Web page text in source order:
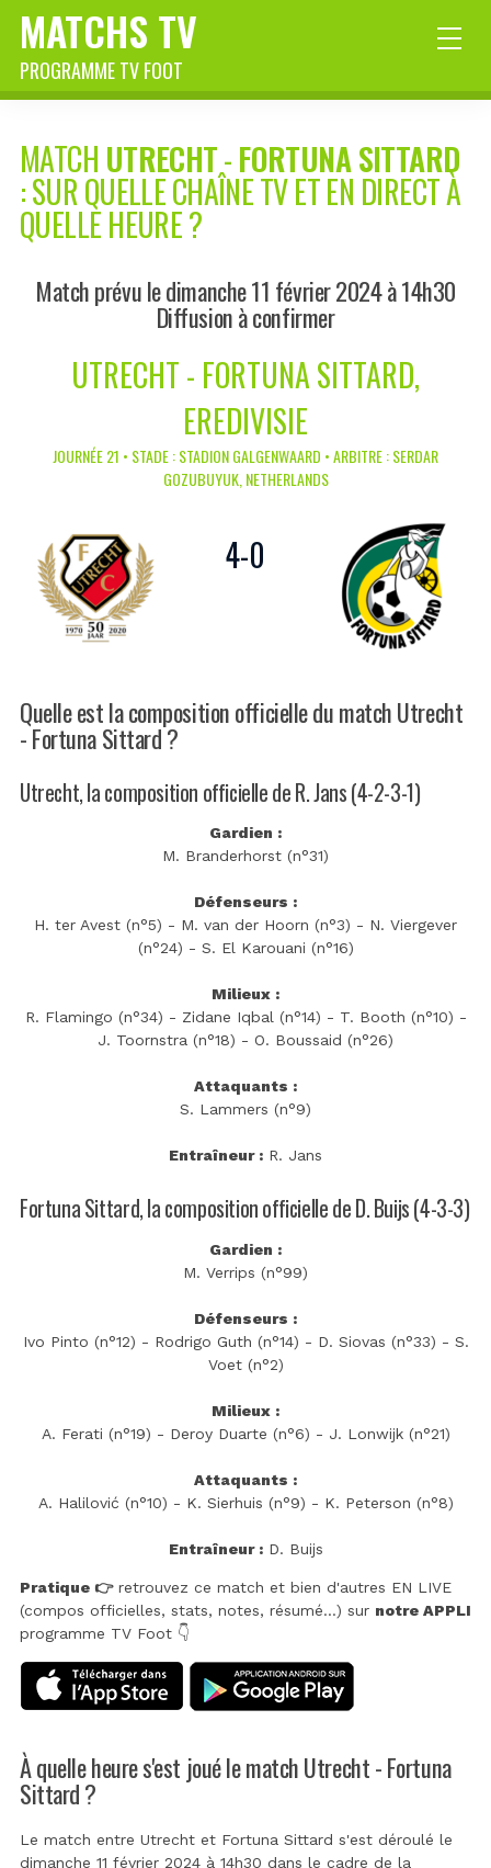
MATCHS TV
PROGRAMME TV FOOT
MATCH UTRECHT-FORTUNA SITTARD
: SUR QUELLE CHAÎNE TV ET EN DIRECT À
QUELLE HEURE ?
Match prévu le dimanche 11 février 2024 à 14h30
Diffusion à confirmer
UTRECHT - FORTUNA SITTARD,
EREDIVISIE
JOURNÉE 21 • STADE : STADION GALGENWAARD • ARBITRE : SERDAR
GOZUBUYUK, NETHERLANDS
4-0
Quelle est la composition officielle du match Utrecht
- Fortuna Sittard ?
Utrecht, la composition officielle de R. Jans (4-2-3-1)
Gardien :
M. Branderhorst (n°31)
Défenseurs :
H. ter Avest (n°5) - M. van der Hoorn (n°3) - N. Viergever
(n°24) - S. El Karouani (n°16)
Milieux :
R. Flamingo (n°34) - Zidane Iqbal (n°14) - T. Booth (n°10) -
J. Toornstra (n°18) - O. Boussaid (n°26)
Attaquants :
S. Lammers (n°9)
Entraîneur : R. Jans
Fortuna Sittard, la composition officielle de D. Buijs (4-3-3)
Gardien :
M. Verrips (n°99)
Défenseurs :
Ivo Pinto (n°12) - Rodrigo Guth (n°14) - D. Siovas (n°33) - S.
Voet (n°2)
Milieux :
A. Ferati (n°19) - Deroy Duarte (n°6) - J. Lonwijk (n°21)
Attaquants :
A. Halilović (n°10) - K. Sierhuis (n°9) - K. Peterson (n°8)
Entraîneur :D. Buijs
Pratique 👉retrouvez ce match et bien d'autres EN LIVE
(compos officielles, stats, notes, résumé...) sur notre APPLI
programme TV Foot 👇
À quelle heure s'est joué le match Utrecht - Fortuna
Sittard ?
Le match entre Utrecht et Fortuna Sittard s'est déroulé le
dimanche 11 février 2024 à 14h30 dans le cadre de la